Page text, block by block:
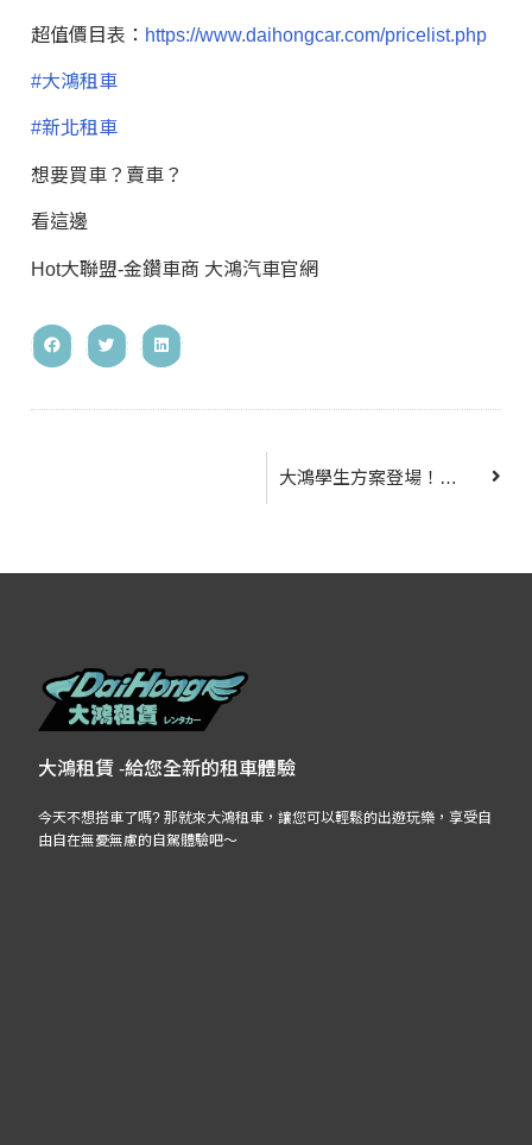
超值價目表： https://www.daihongcar.com/pricelist.php
#大鴻租車
#新北租車
想要買車？賣車？
看這邊
Hot大聯盟-金鑽車商 大鴻汽車官網
大鴻學生方案登場！暑假通通9折！
大鴻租賃 -給您全新的租車體驗
今天不想搭車了嗎? 那就來大鴻租車，讓您可以輕鬆的出遊玩樂，享受自
由自在無憂無慮的自駕體驗吧～